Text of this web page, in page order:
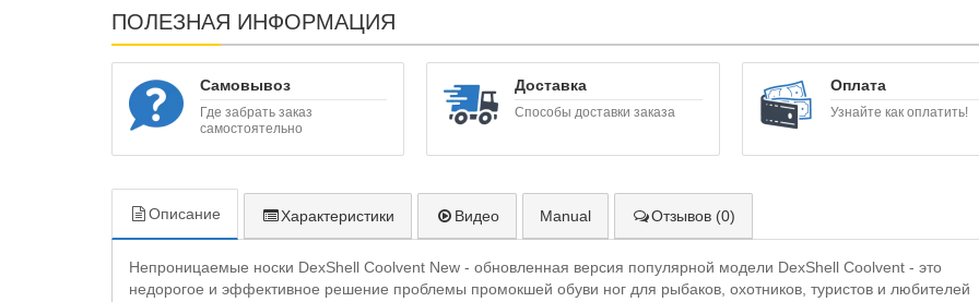
ПОЛЕЗНАЯ ИНФОРМАЦИЯ
Самовывоз
Где забрать заказ
самостоятельно
Доставка
Способы доставки заказа
Оплата
Узнайте как оплатить!
Описание Характеристики Видео Manual Отзывов (0)
Непроницаемые носки DexShell Coolvent New - обновленная версия популярной модели DexShell Coolvent - это
недорогое и эффективное решение проблемы промокшей обуви ног для рыбаков, охотников, туристов и любителей